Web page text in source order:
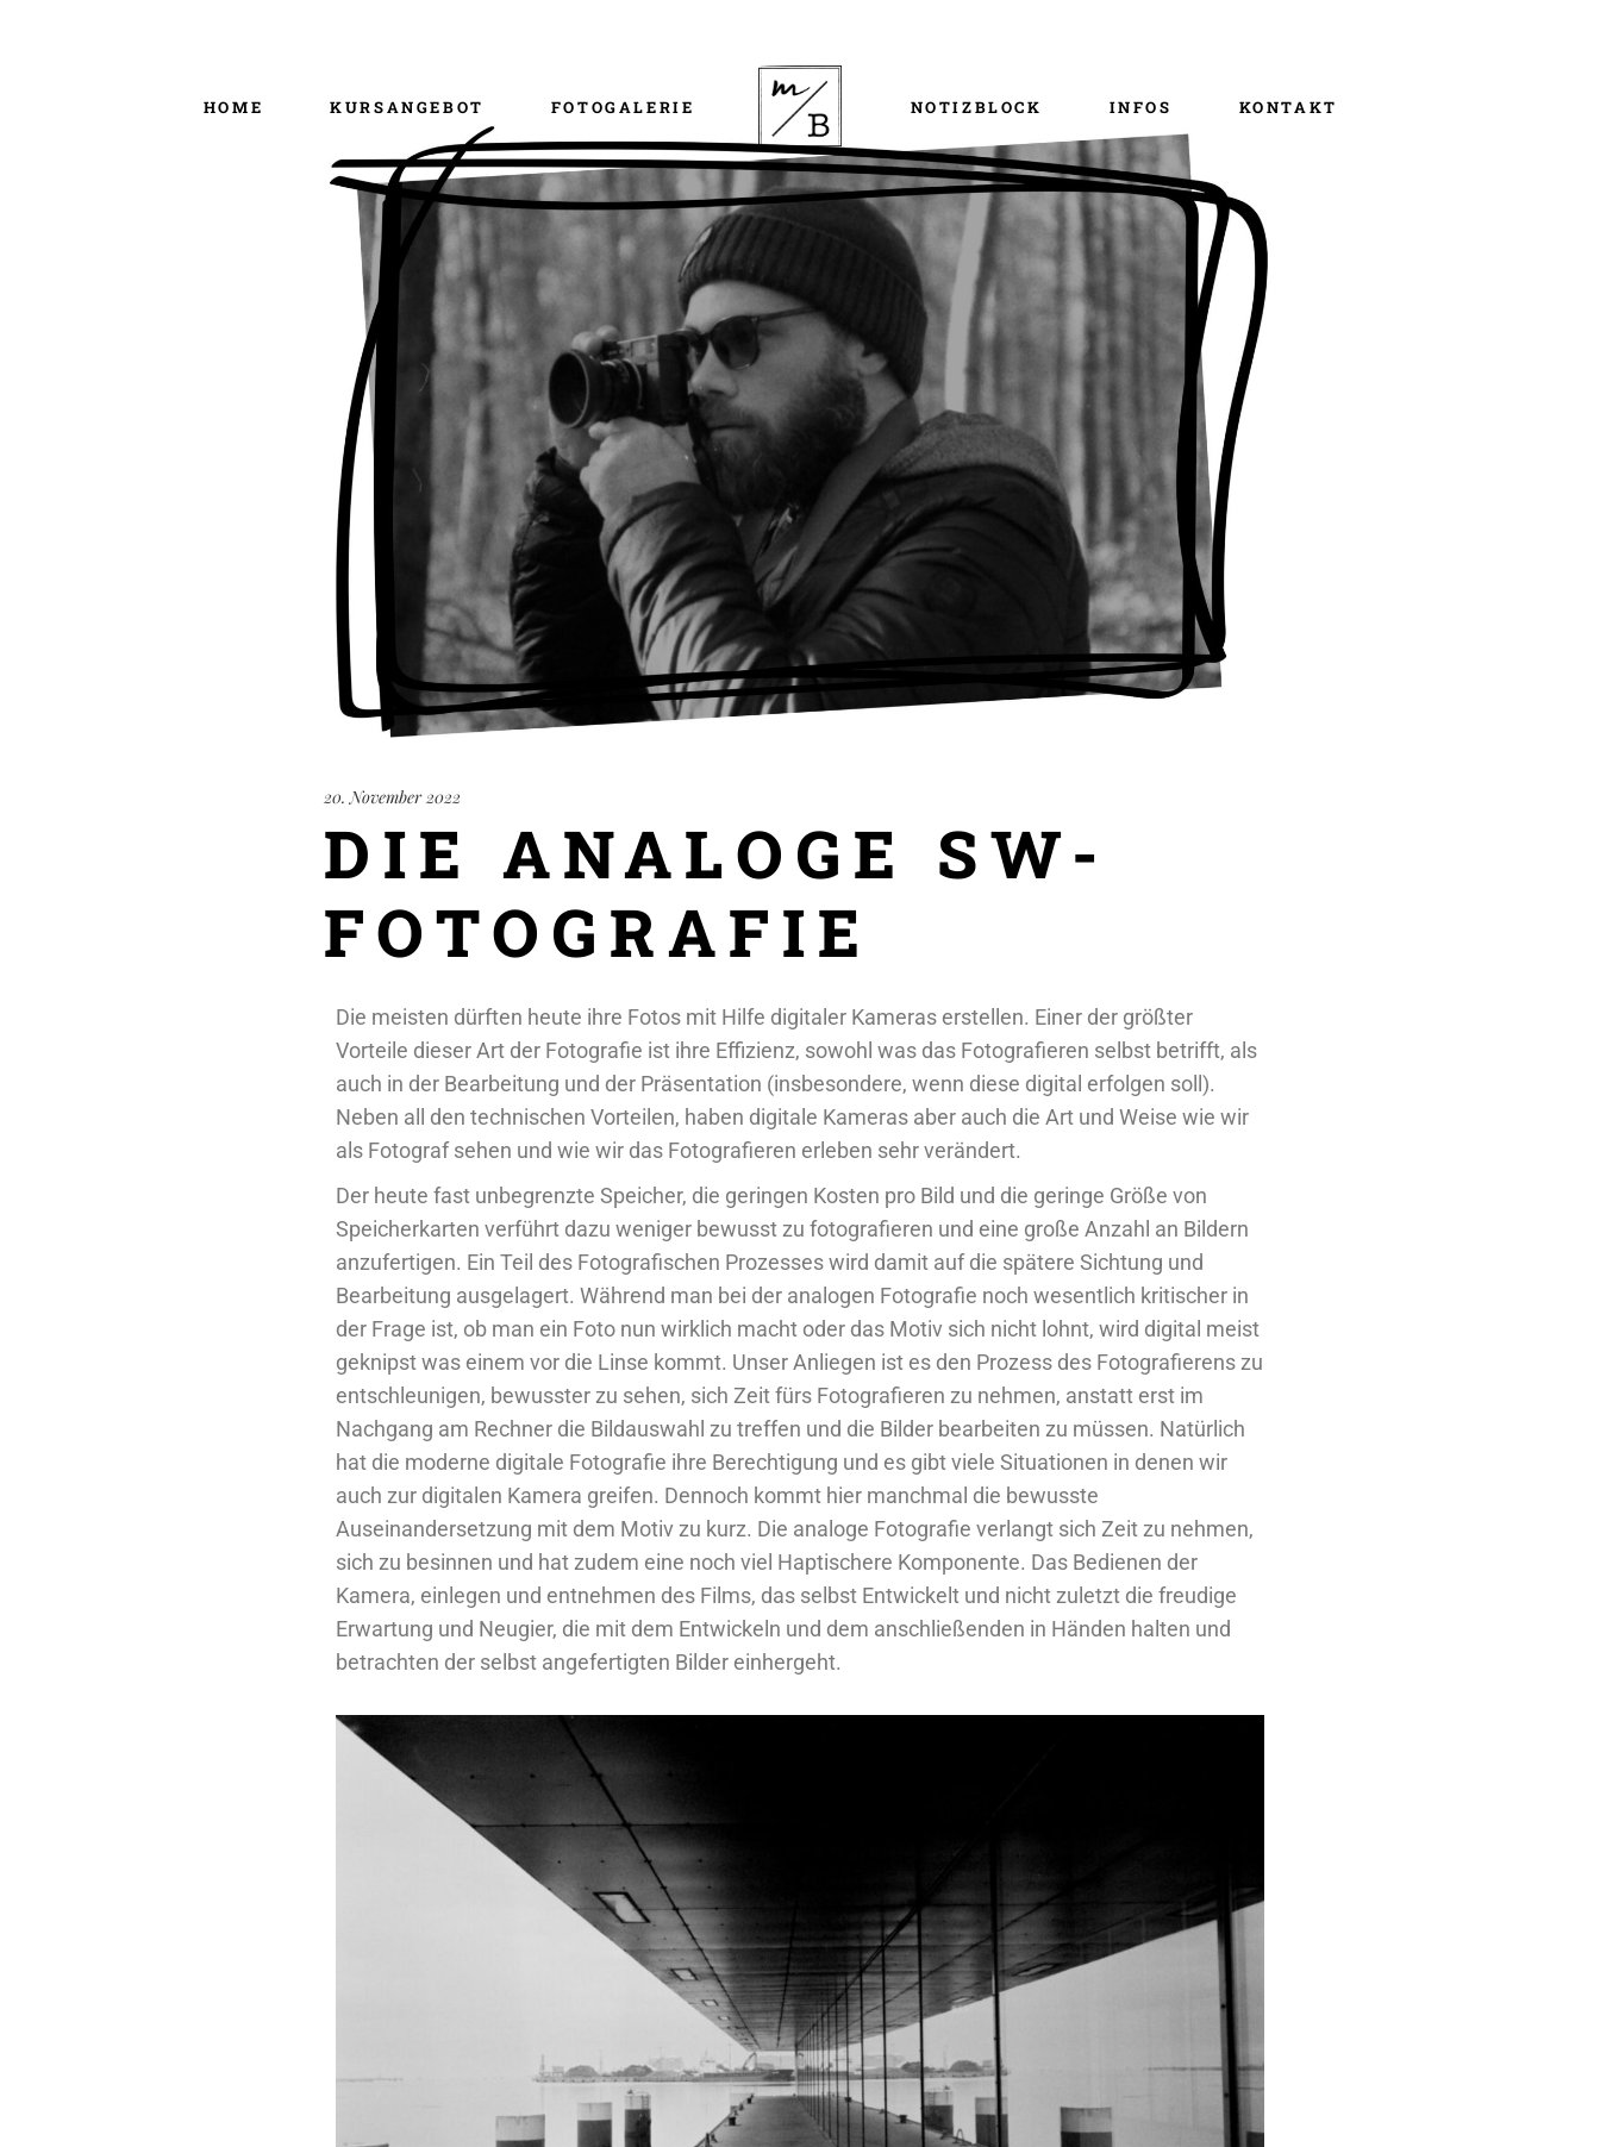
HOME KURSANGEBOT FOTOGALERIE NOTIZBLOCK INFOS
Über uns
m/b+ – Die app
KONTAKT
20. November 2022
DIE ANALOGE SW-
FOTOGRAFIE
Die meisten dürften heute ihre Fotos mit Hilfe digitaler Kameras erstellen. Einer der größter
Vorteile dieser Art der Fotografie ist ihre Effizienz, sowohl was das Fotografieren selbst betrifft, als
auch in der Bearbeitung und der Präsentation (insbesondere, wenn diese digital erfolgen soll).
Neben all den technischen Vorteilen, haben digitale Kameras aber auch die Art und Weise wie wir
als Fotograf sehen und wie wir das Fotografieren erleben sehr verändert.
Der heute fast unbegrenzte Speicher, die geringen Kosten pro Bild und die geringe Größe von
Speicherkarten verführt dazu weniger bewusst zu fotografieren und eine große Anzahl an Bildern
anzufertigen. Ein Teil des Fotografischen Prozesses wird damit auf die spätere Sichtung und
Bearbeitung ausgelagert. Während man bei der analogen Fotografie noch wesentlich kritischer in
der Frage ist, ob man ein Foto nun wirklich macht oder das Motiv sich nicht lohnt, wird digital meist
geknipst was einem vor die Linse kommt. Unser Anliegen ist es den Prozess des Fotografierens zu
entschleunigen, bewusster zu sehen, sich Zeit fürs Fotografieren zu nehmen, anstatt erst im
Nachgang am Rechner die Bildauswahl zu treffen und die Bilder bearbeiten zu müssen. Natürlich
hat die moderne digitale Fotografie ihre Berechtigung und es gibt viele Situationen in denen wir
auch zur digitalen Kamera greifen. Dennoch kommt hier manchmal die bewusste
Auseinandersetzung mit dem Motiv zu kurz. Die analoge Fotografie verlangt sich Zeit zu nehmen,
sich zu besinnen und hat zudem eine noch viel Haptischere Komponente. Das Bedienen der
Kamera, einlegen und entnehmen des Films, das selbst Entwickelt und nicht zuletzt die freudige
Erwartung und Neugier, die mit dem Entwickeln und dem anschließenden in Händen halten und
betrachten der selbst angefertigten Bilder einhergeht.